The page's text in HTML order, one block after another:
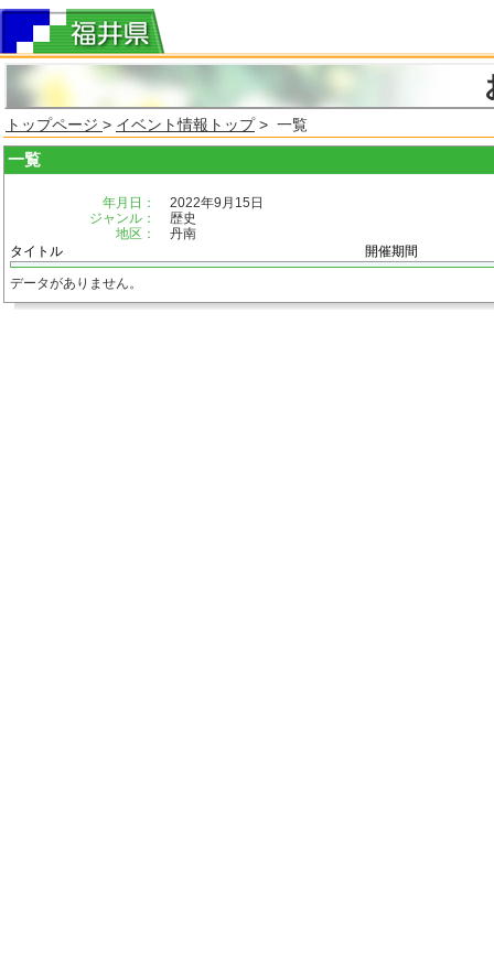
トップページ > イベント情報トップ> 一覧
一覧
年月日：
2022年9月15日
ジャンル：
歴史
地区：
丹南
タイトル
開催期間
データがありません。